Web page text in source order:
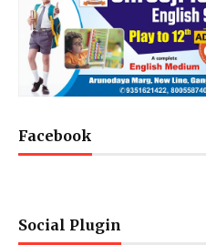
Facebook
Social Plugin